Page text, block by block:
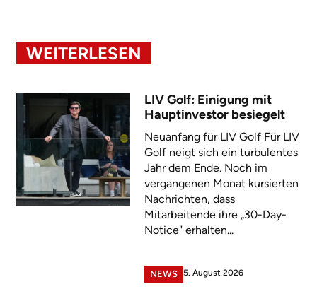
WEITERLESEN
LIV Golf: Einigung mit
Hauptinvestor besiegelt
Neuanfang für LIV Golf Für LIV
Golf neigt sich ein turbulentes
Jahr dem Ende. Noch im
vergangenen Monat kursierten
Nachrichten, dass
Mitarbeitende ihre „30-Day-
Notice" erhalten...
NEWS 5. August 2026